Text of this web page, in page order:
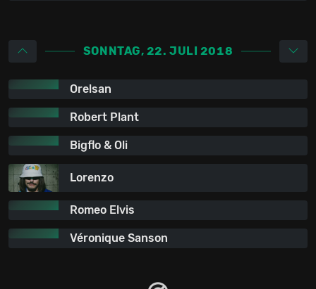
SONNTAG, 22. JULI 2018
Orelsan
Robert Plant
Bigflo & Oli
Lorenzo
Romeo Elvis
Véronique Sanson